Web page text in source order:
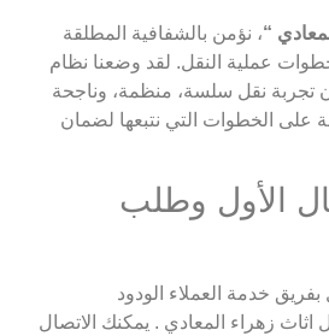
“، نؤمن بالشفافية المطلقة
عملية النقل. لقد وضعنا نظام
نقل سلسة، منظمة، وناجحة
على الخطوات التي نتبعها لضمان
الاتصال الأول وطلب
بفريق خدمة العملاء الودود
زهراء المعادي . يمكنك الاتصال